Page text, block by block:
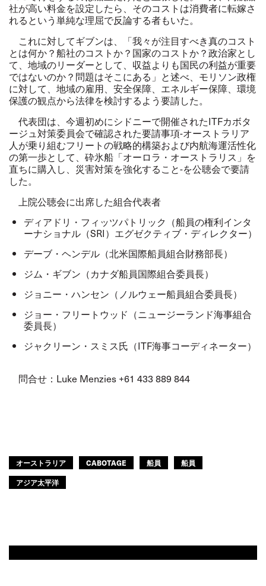
社が高い料金を設定したら、そのコストは消費者に転嫁さ
れるという単純な理屈で反論する者もいた。
これに対してギブンは、「我々が注目すべき真のコスト
とは何か？船社のコストか？国家のコストか？政治家とし
て、地域のリーダーとして、収益よりも国民の利益が重要
ではないのか？問題はそこにある」と述べ、モリソン政権
に対して、地域の雇用、安全保障、エネルギー保障、環境
保護の観点から法律を検討するよう要請した。
代表団は、今週初めにシドニーで開催されたITFカボタ
ージュ対策委員会で確認された要請事項-オーストラリア
人が乗り組むフリートの戦略的構築および内航海運活性化
の第一歩として、砕氷船「オーロラ・オーストラリス」を
直ちに購入し、災害対策を強化すること-を公聴会で要請
した。
上院公聴会に出席した組合代表者
ディアドリ・フィッツパトリック（船員の権利インタ
ーナショナル（SRI）エグゼクティブ・ディレクター）
デーブ・ヘンデル（北米国際船員組合財務部長）
ジム・ギブン（カナダ船員国際組合委員長）
ジョニー・ハンセン（ノルウェー船員組合委員長）
ジョー・フリートウッド（ニュージーランド海事組合
委員長）
ジャクリーン・スミス氏 （ITF海事コーディネーター）
問合せ： Luke Menzies +61 433 889 844
オーストラリア CABOTAGE 船員
船員
アジア太平洋